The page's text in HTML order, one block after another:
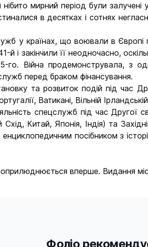
мирний період були
в десятках і сотнях
у країнах, що воювали в Європі
й і закінчили її неодночасно,
го. Війна продемонструвала, з
перед браком фінансування.
та розвиток подій під час
Ватикані, Вільній
спецслужб під час
Схід, Китай, Японія, Індія) та
енциклопедичним посібником з
вперше. Видання
Фоліо